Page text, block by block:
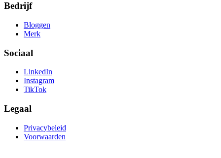
Bedrijf
Bloggen
Merk
Sociaal
LinkedIn
Instagram
TikTok
Legaal
Privacybeleid
Voorwaarden